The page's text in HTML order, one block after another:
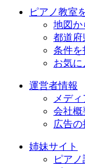
ピアノ教室
地図か
都道府
条件を
お気に
運営者情報
メデ
会社概
広告
姉妹サイト
ピアノ